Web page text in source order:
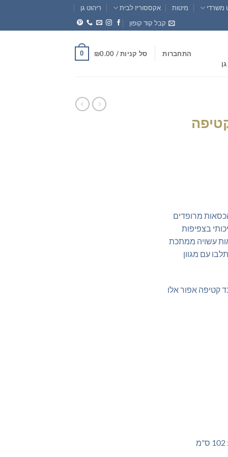
משרדי מיטות אקססוריז לבית
ריהוט גן
קבל קוד קופון
התחברות סל קניות / ₪0.00
0
מרופדים
בצפיפות
עשויה ממתכת
עם מגוון
קטיפה אפור אלו